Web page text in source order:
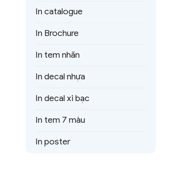
In catalogue
In Brochure
In tem nhãn
In decal nhựa
In decal xi bạc
In tem 7 màu
In poster